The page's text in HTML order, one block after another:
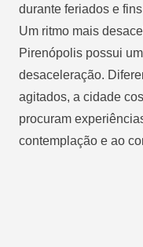
durante feriados e
Um ritmo mais
Pirenópolis possui
desaceleração.
agitados, a cidade
procuram
contemplação e ao